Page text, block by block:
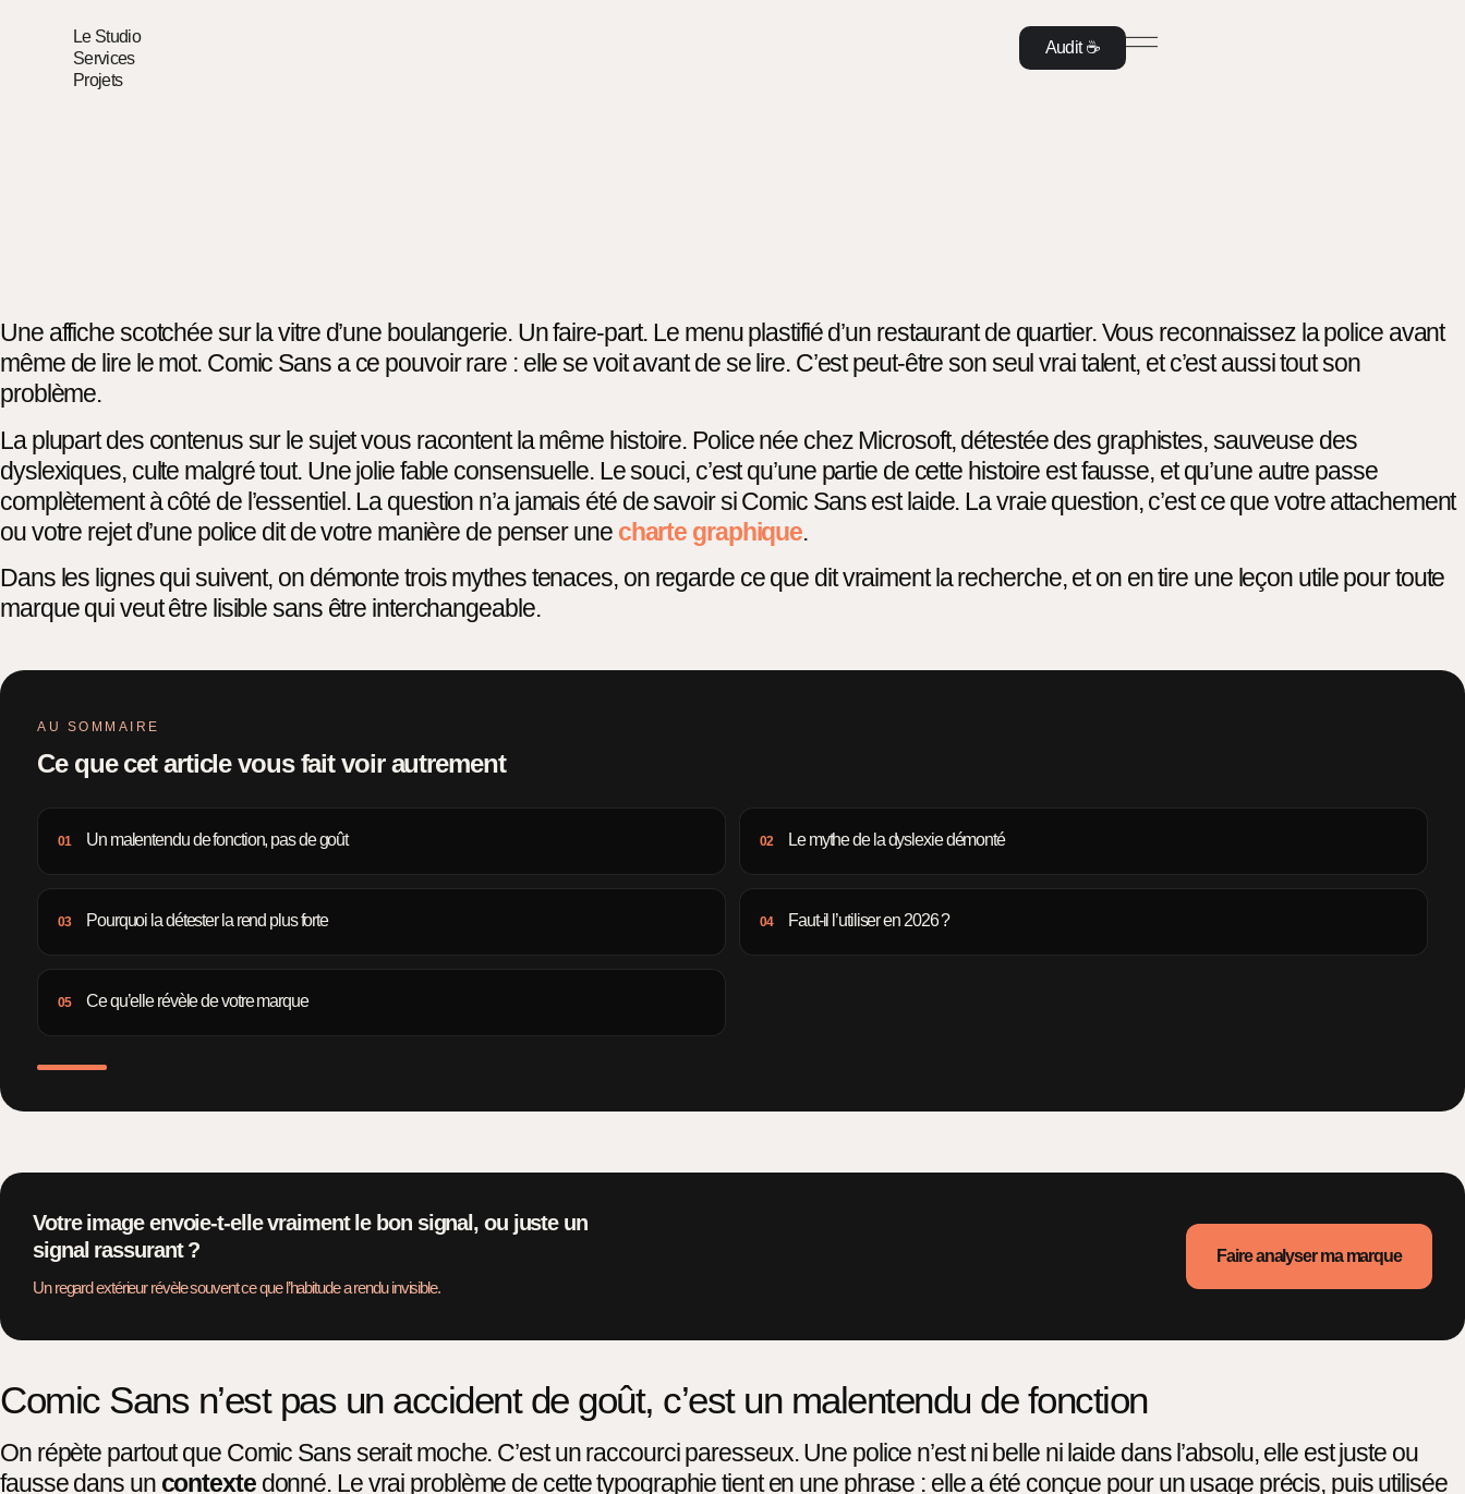
Le Studio
Services
Projets
Audit ☕️
Une affiche scotchée sur la vitre d’une boulangerie. Un faire-part. Le menu plastifié d’un restaurant de quartier. Vous reconnaissez la police avant
même de lire le mot. Comic Sans a ce pouvoir rare : elle se voit avant de se lire. C’est peut-être son seul vrai talent, et c’est aussi tout son
problème.
La plupart des contenus sur le sujet vous racontent la même histoire. Police née chez Microsoft, détestée des graphistes, sauveuse des
dyslexiques, culte malgré tout. Une jolie fable consensuelle. Le souci, c’est qu’une partie de cette histoire est fausse, et qu’une autre passe
complètement à côté de l’essentiel. La question n’a jamais été de savoir si Comic Sans est laide. La vraie question, c’est ce que votre attachement
ou votre rejet d’une police dit de votre manière de penser une charte graphique.
Dans les lignes qui suivent, on démonte trois mythes tenaces, on regarde ce que dit vraiment la recherche, et on en tire une leçon utile pour toute
marque qui veut être lisible sans être interchangeable.
AU SOMMAIRE
Ce que cet article vous fait voir autrement
01 Un malentendu de fonction, pas de goût 02 Le mythe de la dyslexie démonté
03 Pourquoi la détester la rend plus forte 04 Faut-il l’utiliser en 2026 ?
05 Ce qu’elle révèle de votre marque
Votre image envoie-t-elle vraiment le bon signal, ou juste un
signal rassurant ?
Un regard extérieur révèle souvent ce que l’habitude a rendu invisible.
Faire analyser ma marque
Comic Sans n’est pas un accident de goût, c’est un malentendu de fonction
On répète partout que Comic Sans serait moche. C’est un raccourci paresseux. Une police n’est ni belle ni laide dans l’absolu, elle est juste ou
fausse dans un contextedonné. Le vrai problème de cette typographie tient en une phrase : elle a été conçue pour un usage précis, puis utilisée